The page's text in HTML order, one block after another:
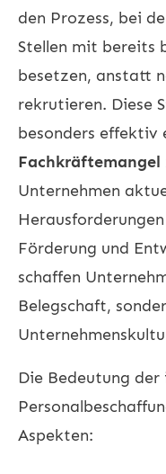
den Prozess, bei
Stellen mit bereits
besetzen, anstatt
rekrutieren. Diese
besonders effektiv
Fachkräftemangel
Unternehmen
Förderung und
schaffen
Belegschaft,
Die Bedeutung der
Aspekten: